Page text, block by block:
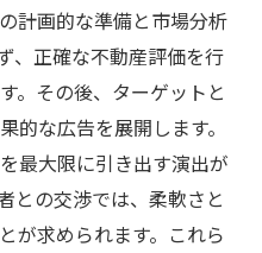
計画的な準備と市場分析
、正確な不動産評価を行
。その後、ターゲットと
的な広告を展開します。
最大限に引き出す演出が
との交渉では、柔軟さと
が求められます。これら